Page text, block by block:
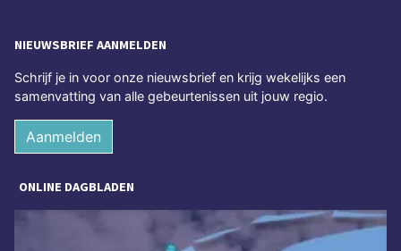
NIEUWSBRIEF AANMELDEN
Schrijf je in voor onze nieuwsbrief en krijg wekelijks een
samenvatting van alle gebeurtenissen uit jouw regio.
Aanmelden
ONLINE DAGBLADEN